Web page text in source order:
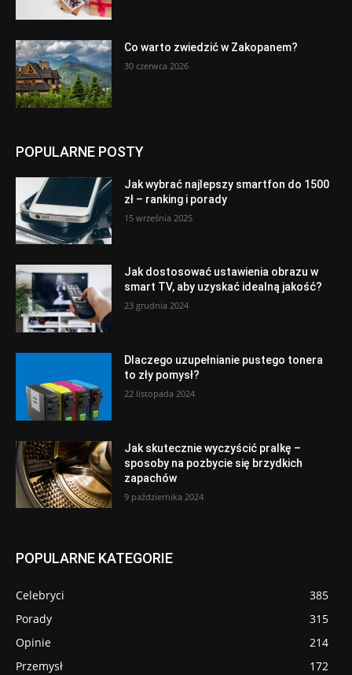
Co warto zwiedzić w Zakopanem?
30 czerwca 2026
POPULARNE POSTY
Jak wybrać najlepszy smartfon do 1500
zł – ranking i porady
15 września 2025
Jak dostosować ustawienia obrazu w
smart TV, aby uzyskać idealną jakość?
23 grudnia 2024
Dlaczego uzupełnianie pustego tonera
to zły pomysł?
22 listopada 2024
Jak skutecznie wyczyścić pralkę –
sposoby na pozbycie się brzydkich
zapachów
9 października 2024
POPULARNE KATEGORIE
Celebryci
385
Porady
315
Opinie
214
Przemysł
172